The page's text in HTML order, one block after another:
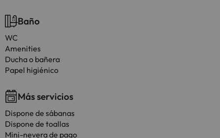
Baño
WC
Amenities
Ducha o bañera
Papel higiénico
Más servicios
Dispone de sábanas
Dispone de toallas
Mini-nevera de pago